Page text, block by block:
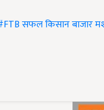
सफल किसानबाजार